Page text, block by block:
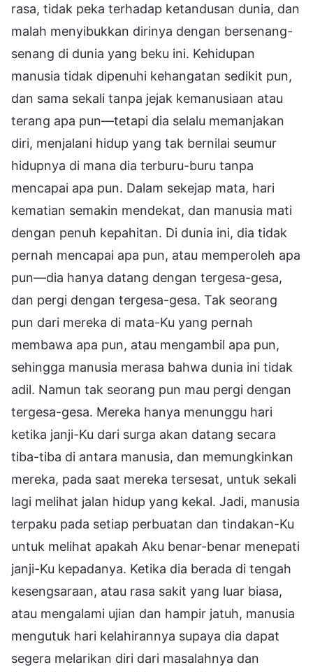
rasa, tidak peka terhadap ketandusan dunia, dan
malah menyibukkan dirinya dengan bersenang-
senang di dunia yang beku ini. Kehidupan
manusia tidak dipenuhi kehangatan sedikit pun,
dan sama sekali tanpa jejak kemanusiaan atau
terang apa pun—tetapi dia selalu memanjakan
diri, menjalani hidup yang tak bernilai seumur
hidupnya di mana dia terburu-buru tanpa
mencapai apa pun. Dalam sekejap mata, hari
kematian semakin mendekat, dan manusia mati
dengan penuh kepahitan. Di dunia ini, dia tidak
pernah mencapai apa pun, atau memperoleh apa
pun—dia hanya datang dengan tergesa-gesa,
dan pergi dengan tergesa-gesa. Tak seorang
pun dari mereka di mata-Ku yang pernah
membawa apa pun, atau mengambil apa pun,
sehingga manusia merasa bahwa dunia ini tidak
adil. Namun tak seorang pun mau pergi dengan
tergesa-gesa. Mereka hanya menunggu hari
ketika janji-Ku dari surga akan datang secara
tiba-tiba di antara manusia, dan memungkinkan
mereka, pada saat mereka tersesat, untuk sekali
lagi melihat jalan hidup yang kekal. Jadi, manusia
terpaku pada setiap perbuatan dan tindakan-Ku
untuk melihat apakah Aku benar-benar menepati
janji-Ku kepadanya. Ketika dia berada di tengah
kesengsaraan, atau rasa sakit yang luar biasa,
atau mengalami ujian dan hampir jatuh, manusia
mengutuk hari kelahirannya supaya dia dapat
segera melarikan diri dari masalahnya dan